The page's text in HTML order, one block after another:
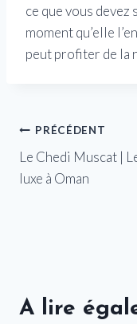
ce que vous devez
moment qu’elle
peut profiter de la
Navigation
de
PRÉCÉDENT
Le Chedi Muscat |
luxe à Oman
A lire